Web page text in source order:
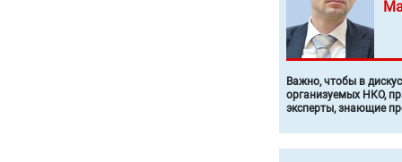
Важно, чтобы в
организуемых НКО,
эксперты, знающие